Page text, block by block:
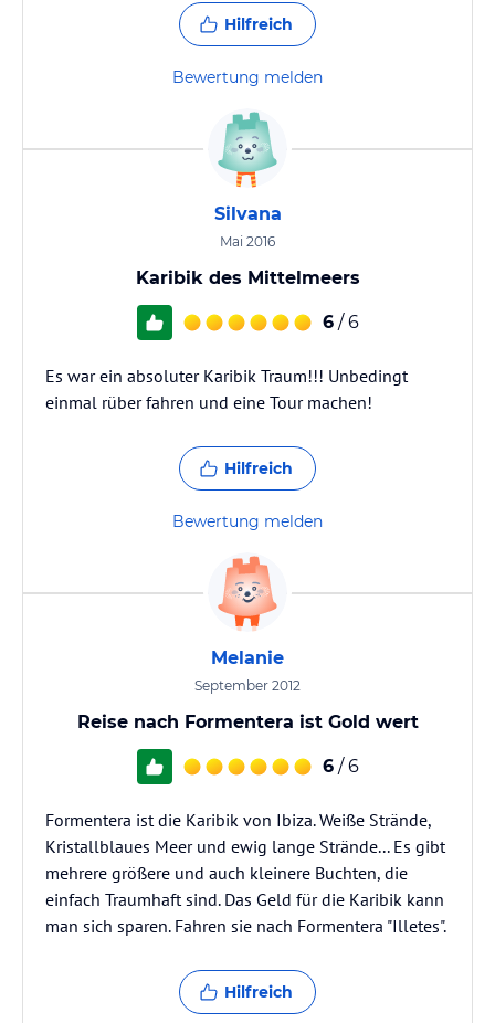
Hilfreich
Bewertung melden
Silvana
Mai 2016
Karibik des Mittelmeers
6 / 6
Es war ein absoluter Karibik Traum!!! Unbedingt
einmal rüber fahren und eine Tour machen!
Hilfreich
Bewertung melden
Melanie
September 2012
Reise nach Formentera ist Gold wert
6 / 6
Formentera ist die Karibik von Ibiza. Weiße Strände,
Kristallblaues Meer und ewig lange Strände... Es gibt
mehrere größere und auch kleinere Buchten, die
einfach Traumhaft sind. Das Geld für die Karibik kann
man sich sparen. Fahren sie nach Formentera "Illetes".
Hilfreich